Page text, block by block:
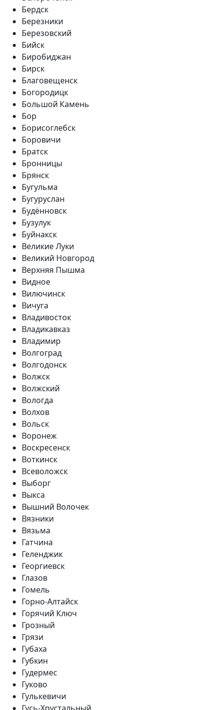
Бердск
Березники
Березовский
Бийск
Биробиджан
Бирск
Благовещенск
Богородицк
Большой Камень
Бор
Борисоглебск
Боровичи
Братск
Бронницы
Брянск
Бугульма
Бугуруслан
Будённовск
Бузулук
Буйнакск
Великие Луки
Великий Новгород
Верхняя Пышма
Видное
Вилючинск
Вичуга
Владивосток
Владикавказ
Владимир
Волгоград
Волгодонск
Волжск
Волжский
Вологда
Волхов
Вольск
Воронеж
Воскресенск
Воткинск
Всеволожск
Выборг
Выкса
Вышний Волочек
Вязники
Вязьма
Гатчина
Геленджик
Георгиевск
Глазов
Гомель
Горно-Алтайск
Горячий Ключ
Грозный
Грязи
Губаха
Губкин
Гудермес
Гуково
Гулькевичи